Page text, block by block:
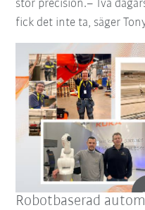
stor precision.– Två
fick det inte ta, säger
Robotbaserad